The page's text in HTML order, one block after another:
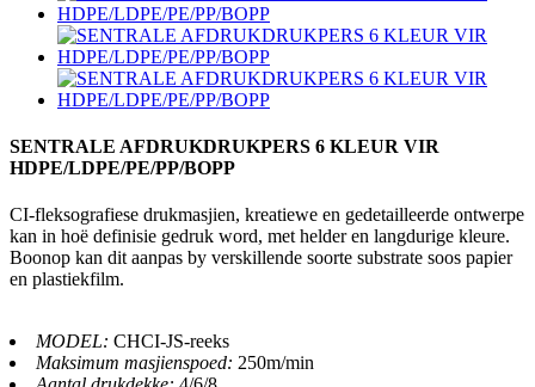
SENTRALE AFDRUKDRUKPERS 6 KLEUR VIR
HDPE/LDPE/PE/PP/BOPP
CI-fleksografiese drukmasjien, kreatiewe en gedetailleerde ontwerpe
kan in hoë definisie gedruk word, met helder en langdurige kleure.
Boonop kan dit aanpas by verskillende soorte substrate soos papier
en plastiekfilm.
MODEL: CHCI-JS-reeks
Maksimum masjienspoed: 250m/min